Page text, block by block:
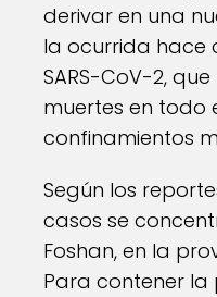
derivar en una
la ocurrida hace
SARS-CoV-2,
muertes en todo
confinamientos
Según los
casos se
Foshan, en la
Para contener